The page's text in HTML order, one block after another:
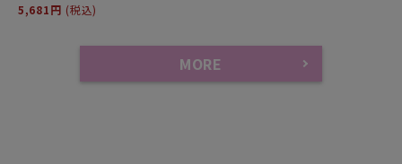
5,681円 (税込)
MORE